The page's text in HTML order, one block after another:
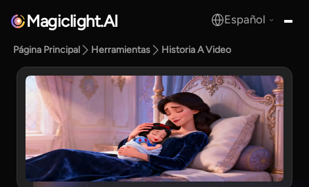
Magiclight.AI Español
Página Principal Herramientas Historia A Video